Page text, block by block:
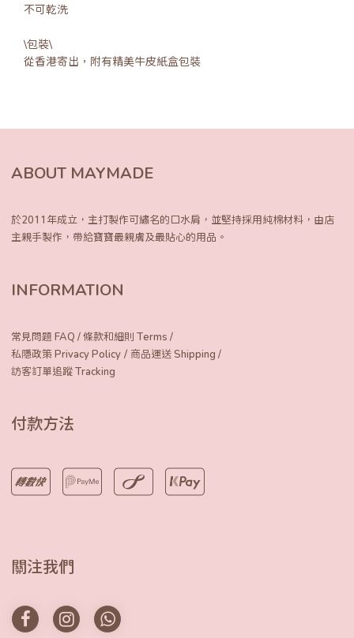
不可乾洗
\包裝\
從香港寄出，附有精美牛皮紙盒包裝
ABOUT MAYMADE
於2011年成立，主打製作可繡名的口水肩， 並堅持採用純棉材料，由店
主親手製作， 帶給寶寶最親膚及最貼心的用品。
INFORMATION
常見問題 FAQ /條款和細則 Terms /
私隱政策 Privacy Policy / 商品運送 Shipping /
訪客訂單追蹤 Tracking
付款方法
關注我們